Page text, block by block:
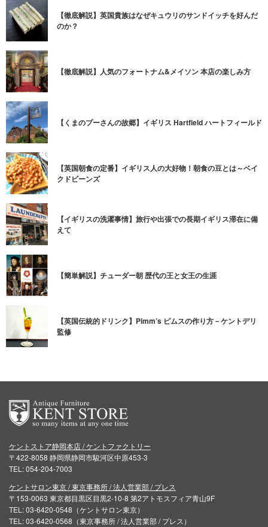
【徹底解説】英国貴族はなぜキュウリのサンドイッチを好んだ
のか？
【徹底解説】人気のフォートナム&メイソン 本店の楽しみ方
【くまのプーさんの故郷】イギリス Hartfield ハートフィールド
【英国朝食の定番】イギリス人の大好物！朝食の豆とは～ベイ
クドビーンズ
【イギリスの洗濯事情】旅行や出張での長期イギリス滞在に備
えて
【簡単解説】チューダー朝 歴代の王と女王の生涯
【英国伝統的ドリンク】Pimm’s ピムスの作り方－ケントデリ
監修
ケントストア静岡本店 / ケントファクトリー
〒422-8058 静岡県静岡市駿河区中原453-3
TEL: 054-204-7003
ケントサロン東京 / 東京事務所 / 法人営業部 / プレス
〒153-0063 東京都目黒区目黒2-10-8 第2アトモスフィア青山9F
TEL: 03-6420-0548（ケントサロン東京）
TEL: 03-6420-0568（東京事務所 / 法人営業部 / プレス）